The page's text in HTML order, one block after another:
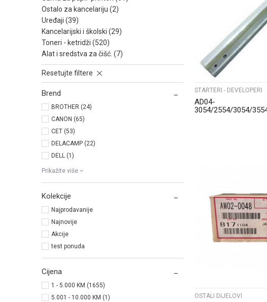
ostalo za kancelariju (2)
uređaji (39)
kancelarijski i školski (29)
toneri - ketridži (520)
alat i sredstva za čišć. (7)
Resetujte filtere
Brend
BROTHER (24)
CANON (65)
CET (53)
DELACAMP (22)
DELL (1)
Prikažite više
Kolekcije
Najprodavanije
Najnovije
Akcije
test ponuda
Cijena
1 - 5.000 KM (1655)
5.001 - 10.000 KM (1)
STARTERI - DEVELOPERI
AD04-
3054/2554/3054/
OSTALI DIJELOVI